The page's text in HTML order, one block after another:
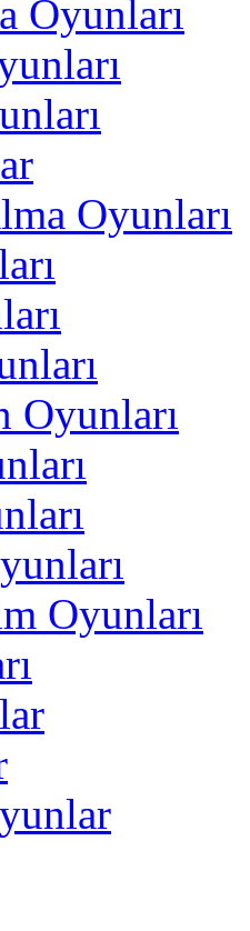
Oyunları
Oyunları
Oyunları
Oyunları